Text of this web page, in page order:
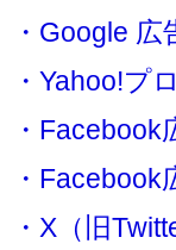
・Google
・Yahoo!プ
・
・
・X（旧